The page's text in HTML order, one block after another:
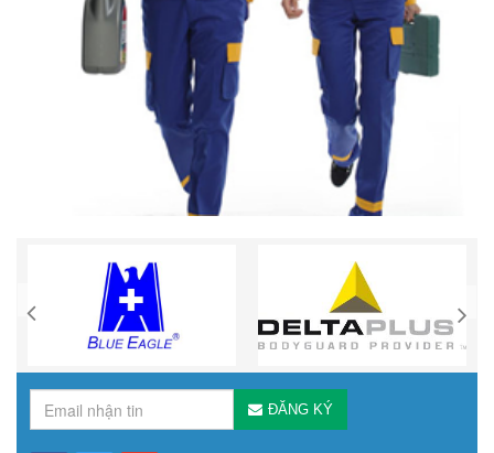
ĐĂNG KÝ